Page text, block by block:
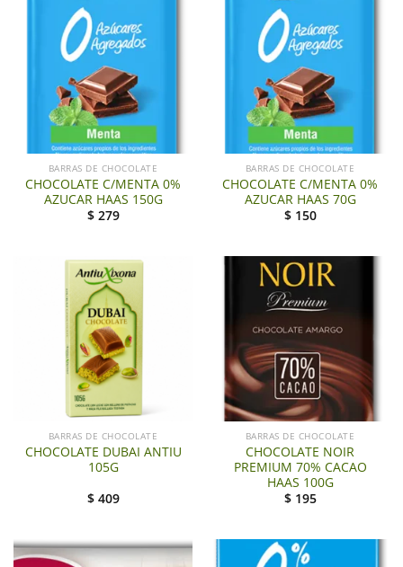
BARRAS DE CHOCOLATE
CHOCOLATE C/MENTA 0%
AZUCAR HAAS 150G
$ 279
BARRAS DE CHOCOLATE
CHOCOLATE C/MENTA 0%
AZUCAR HAAS 70G
$ 150
BARRAS DE CHOCOLATE
CHOCOLATE DUBAI ANTIU
105G
$ 409
BARRAS DE CHOCOLATE
CHOCOLATE NOIR
PREMIUM 70% CACAO
HAAS 100G
$ 195